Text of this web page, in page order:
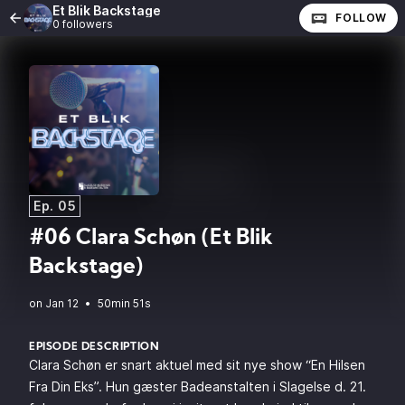
Et Blik Backstage
0 followers FOLLOW
Ep. 05
#06 Clara Schøn (Et Blik
Backstage)
• 50min 51s
EPISODE DESCRIPTION
Clara Schøn er snart aktuel med sit nye show “En Hilsen
Fra Din Eks”. Hun gæster Badeanstalten i Slagelse d. 21.